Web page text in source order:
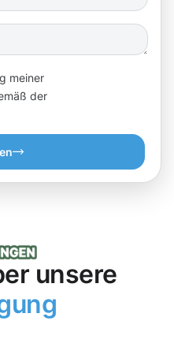
meiner
der
unsere